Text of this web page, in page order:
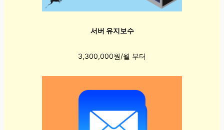
서버 유지보수
3,300,000원/월 부터